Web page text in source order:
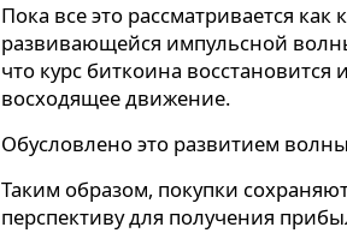
Пока все это рассматривается
развивающейся импульсной
что курс биткоина
восходящее движение.
Обусловлено это развитием
Таким образом, покупки
перспективу для получения